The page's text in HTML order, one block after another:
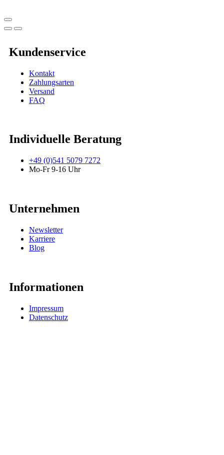
Kundenservice
Kontakt
Zahlungsarten
Versand
FAQ
Individuelle Beratung
+49 (0)541 5079 7272
Mo-Fr 9-16 Uhr
Unternehmen
Newsletter
Karriere
Blog
Informationen
Impressum
Datenschutz